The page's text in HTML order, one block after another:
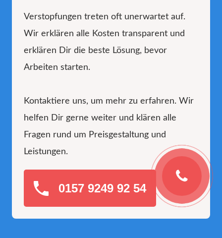
Verstopfungen treten oft unerwartet auf.
Wir erklären alle Kosten transparent und
erklären Dir die beste Lösung, bevor
Arbeiten starten.
Kontaktiere uns, um mehr zu erfahren. Wir
helfen Dir gerne weiter und klären alle
Fragen rund um Preisgestaltung und
Leistungen.
0157 9249 92 54